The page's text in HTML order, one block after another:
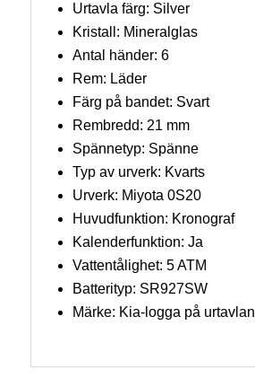
Urtavla färg: Silver
Kristall: Mineralglas
Antal händer: 6
Rem: Läder
Färg på bandet: Svart
Rembredd: 21 mm
Spännetyp: Spänne
Typ av urverk: Kvarts
Urverk: Miyota 0S20
Huvudfunktion: Kronograf
Kalenderfunktion: Ja
Vattentålighet: 5 ATM
Batterityp: SR927SW
Märke: Kia-logga på urtavlan